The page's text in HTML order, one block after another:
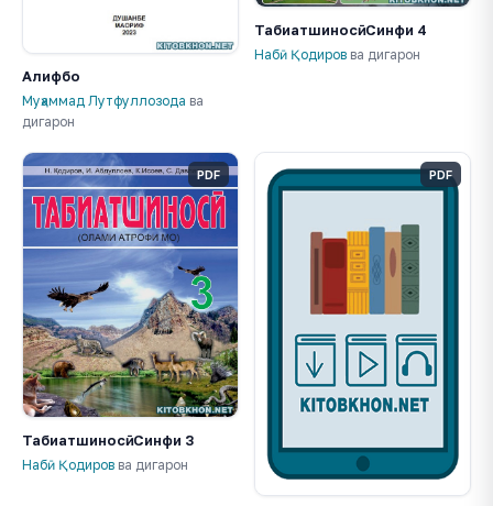
Алифбо
Муҳаммад Лутфуллозода ва
дигарон
Табиатшиносӣ. Синфи 4
Набӣ Қодиров ва дигарон
PDF
Табиатшиносӣ. Синфи 3
Набӣ Қодиров ва дигарон
PDF